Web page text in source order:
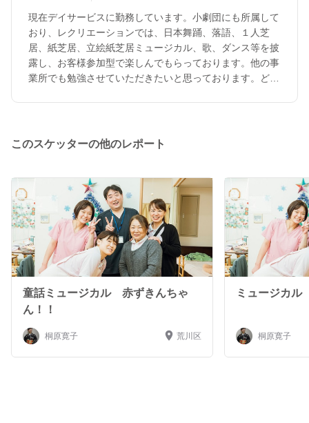
現在デイサービスに勤務しています。小劇団にも所属して
おり、レクリエーションでは、日本舞踊、落語、１人芝
居、紙芝居、立絵紙芝居ミュージカル、歌、ダンス等を披
露し、お客様参加型で楽しんでもらっております。他の事
業所でも勉強させていただきたいと思っております。どう
このスケッターの他のレポート
童話ミュージカル 赤ずきんちゃ
ん！！
桐原寛子 荒川区
ミュージカ
桐原寛子